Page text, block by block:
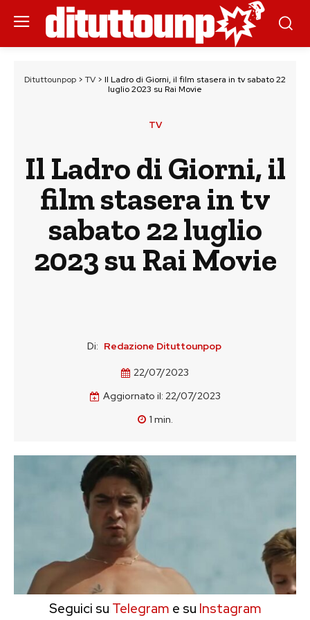
Dituttounpop > TV > Il Ladro di Giorni, il film stasera in tv sabato 22
luglio 2023 su Rai Movie
TV
Il Ladro di Giorni, il
film stasera in tv
sabato 22 luglio
2023 su Rai Movie
Di: Redazione Dituttounpop
22/07/2023
Aggiornato il: 22/07/2023
1 min.
Seguici su Telegram e su Instagram